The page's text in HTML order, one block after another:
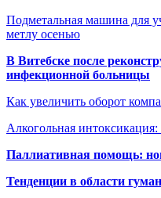
Подметальная машина для
метлу осенью
В Витебске после
инфекционной больницы
Как увеличить оборот
Алкогольная
Паллиативная помощь:
Тенденции в области